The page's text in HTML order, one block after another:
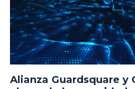
Alianza Guardsquare y